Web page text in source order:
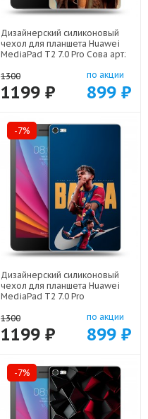
Дизайнерский силиконовый
чехол для планшета Huawei
MediaPad T2 7.0 Pro Сова арт:
1300
1199 ₽
по акции
899 ₽
-7%
Дизайнерский силиконовый
чехол для планшета Huawei
MediaPad T2 7.0 Pro
44194-22552
1300
1199 ₽
по акции
899 ₽
-7%